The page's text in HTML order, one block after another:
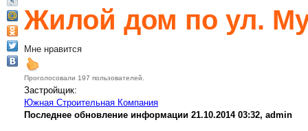
Жилой дом по ул.
Мне нравится
Проголосовали 197 пользователей.
Застройщик:
Южная Строительная Компания
Последнее обновление информации 21.10.2014 03:32, admin